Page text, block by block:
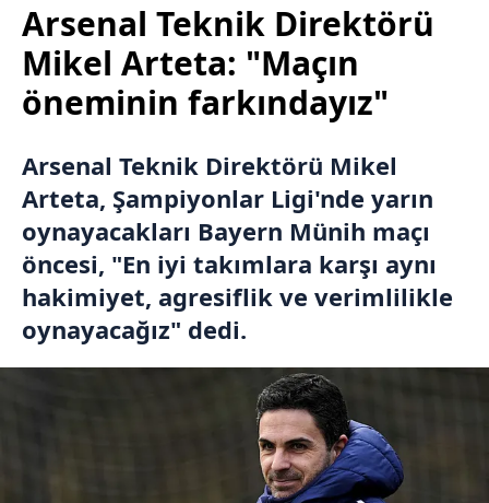
Arsenal Teknik Direktörü
Mikel Arteta: "Maçın
öneminin farkındayız"
Arsenal Teknik Direktörü Mikel
Arteta, Şampiyonlar Ligi'nde yarın
oynayacakları Bayern Münih maçı
öncesi, "En iyi takımlara karşı aynı
hakimiyet, agresiflik ve verimlilikle
oynayacağız" dedi.